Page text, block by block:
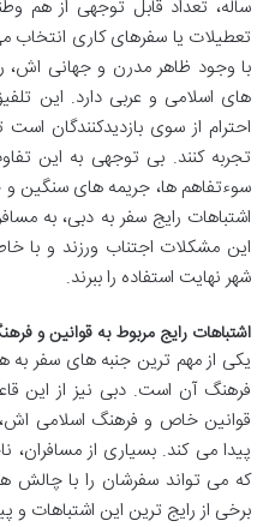
ساله، تعداد قابل توجهی از هم
تعطیلات یا سفرهای کاری انتخاب
با وجود ظاهر مدرن و جهانی
های اسلامی و عربی دارد. این
احترام از سوی بازدیدکنندگان
تجربه کنند. بی توجهی به این
سوءتفاهم ها، جریمه های سنگین
اشتباهات رایج سفر به دبی، به
این مشکلات اجتناب ورزند و با
شهر نهایت استفاده را ببرند.
اشتباهات رایج مربوط به قوانین و
یکی از مهم ترین جنبه های سفر به
فرهنگ آن است. دبی نیز از این
قوانین خاص و فرهنگ اسلامی
پیدا می کند. بسیاری از
که می تواند سفرشان را با چالش
برخی از رایج ترین این اشتباهات